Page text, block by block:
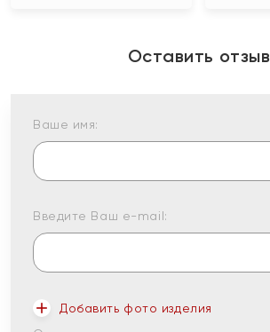
Оставить отзыв
Ваше имя:
Введите Ваш e-mail:
Добавить фото изделия